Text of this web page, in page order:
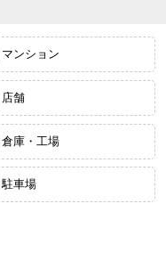
マンション
店舗
倉庫・工場
駐車場